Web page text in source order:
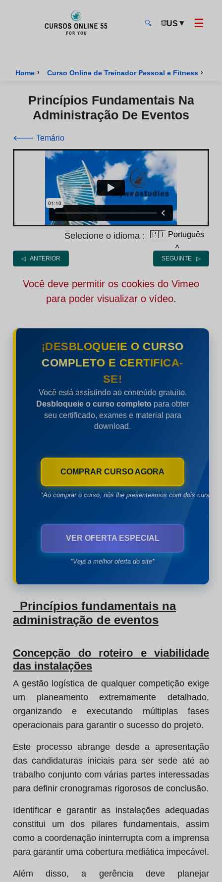
🔍 🌐US ▼ ☰
Home › Curso Online de Treinador Pessoal e Fitness ›
Princípios Fundamentais Na
Administração De Eventos
🡐 Temário
Selecione o idioma :
🇵🇹 Português
˄
◁ ANTERIOR SEGUINTE ▷
Você deve permitir os cookies do Vimeo
para poder visualizar o vídeo.
¡DESBLOQUEIE O CURSO
COMPLETO E CERTIFICA-
SE!
Você está assistindo ao conteúdo gratuito.
Desbloqueie o curso completopara obter
seu certificado, exames e material para
download.
COMPRAR CURSO AGORA
*Ao comprar o curso, nós lhe presenteamos com dois cursos
VER OFERTA ESPECIAL
*Veja a melhor oferta do site*
Princípios fundamentais na
administração de eventos
Concepção do roteiro e viabilidade
das instalações
A gestão logística de qualquer competição exige
um planeamento extremamente detalhado,
organizando e executando múltiplas fases
operacionais para garantir o sucesso do projeto.
Este processo abrange desde a apresentação
das candidaturas iniciais para ser sede até ao
trabalho conjunto com várias partes interessadas
para definir cronogramas rigorosos de conclusão.
Identificar e garantir as instalações adequadas
constitui um dos pilares fundamentais, assim
como a coordenação ininterrupta com a imprensa
para garantir uma cobertura mediática impecável.
Além disso, a gerência deve planejar